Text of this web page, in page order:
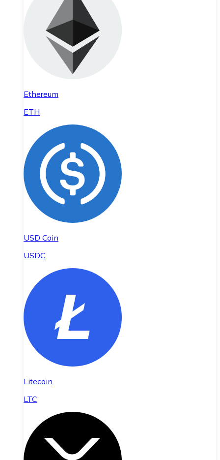
Ethereum
ETH
USD Coin
USDC
Litecoin
LTC